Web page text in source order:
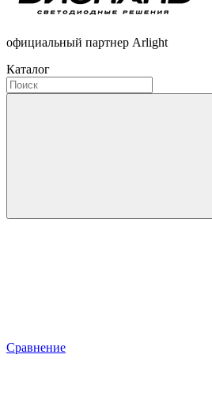
официальный партнер Arlight
Каталог
Сравнение